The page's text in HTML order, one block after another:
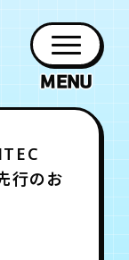
ット
TICKET
日記
BLOG
ァン
ラブ
ン
行のお